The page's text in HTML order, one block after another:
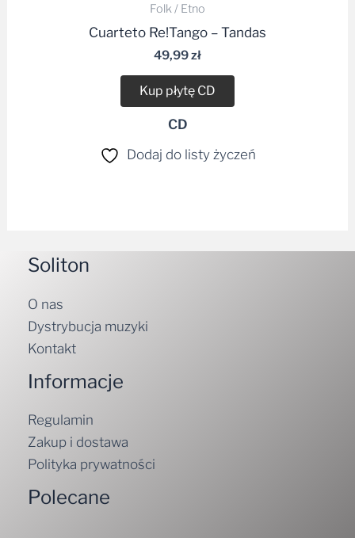
Folk / Etno
Cuarteto Re!Tango – Tandas
49,99zł
Kup płytę CD
CD
Dodaj do listy życzeń
Soliton
O nas
Dystrybucja muzyki
Kontakt
Informacje
Regulamin
Zakup i dostawa
Polityka prywatności
Polecane